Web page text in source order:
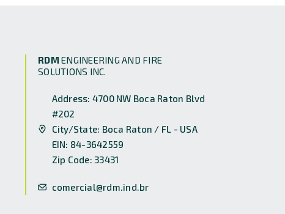
RDM ENGINEERING AND FIRE
SOLUTIONS INC.
Address: 4700 NW Boca Raton Blvd
#202
City/State: Boca Raton / FL - USA
EIN: 84-3642559
Zip Code: 33431
comercial@rdm.ind.br